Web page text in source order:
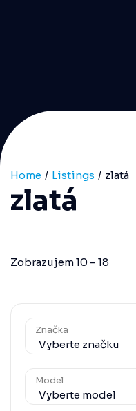
Home Listings zlatá
zlatá
Zobrazujem10 – 18
Značka
Model